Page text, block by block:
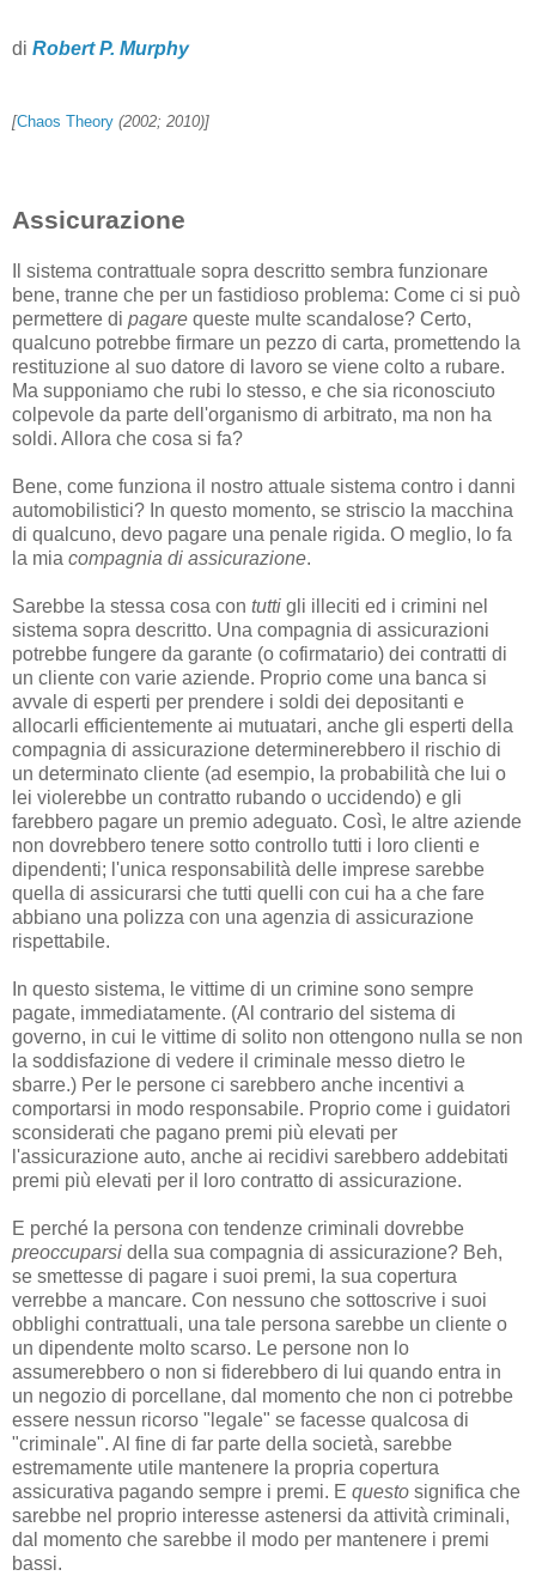
di Robert P. Murphy
[Chaos Theory (2002; 2010)]
Assicurazione
Il sistema contrattuale sopra descritto sembra funzionare
bene, tranne che per un fastidioso problema: Come ci si può
permettere di pagare queste multe scandalose? Certo,
qualcuno potrebbe firmare un pezzo di carta, promettendo la
restituzione al suo datore di lavoro se viene colto a rubare.
Ma supponiamo che rubi lo stesso, e che sia riconosciuto
colpevole da parte dell'organismo di arbitrato, ma non ha
soldi. Allora che cosa si fa?
Bene, come funziona il nostro attuale sistema contro i danni
automobilistici? In questo momento, se striscio la macchina
di qualcuno, devo pagare una penale rigida. O meglio, lo fa
la mia compagnia di assicurazione.
Sarebbe la stessa cosa con tutti gli illeciti ed i crimini nel
sistema sopra descritto. Una compagnia di assicurazioni
potrebbe fungere da garante (o cofirmatario) dei contratti di
un cliente con varie aziende. Proprio come una banca si
avvale di esperti per prendere i soldi dei depositanti e
allocarli efficientemente ai mutuatari, anche gli esperti della
compagnia di assicurazione determinerebbero il rischio di
un determinato cliente (ad esempio, la probabilità che lui o
lei violerebbe un contratto rubando o uccidendo) e gli
farebbero pagare un premio adeguato. Così, le altre aziende
non dovrebbero tenere sotto controllo tutti i loro clienti e
dipendenti; l'unica responsabilità delle imprese sarebbe
quella di assicurarsi che tutti quelli con cui ha a che fare
abbiano una polizza con una agenzia di assicurazione
rispettabile.
In questo sistema, le vittime di un crimine sono sempre
pagate, immediatamente. (Al contrario del sistema di
governo, in cui le vittime di solito non ottengono nulla se non
la soddisfazione di vedere il criminale messo dietro le
sbarre.) Per le persone ci sarebbero anche incentivi a
comportarsi in modo responsabile. Proprio come i guidatori
sconsiderati che pagano premi più elevati per
l'assicurazione auto, anche ai recidivi sarebbero addebitati
premi più elevati per il loro contratto di assicurazione.
E perché la persona con tendenze criminali dovrebbe
preoccuparsi della sua compagnia di assicurazione? Beh,
se smettesse di pagare i suoi premi, la sua copertura
verrebbe a mancare. Con nessuno che sottoscrive i suoi
obblighi contrattuali, una tale persona sarebbe un cliente o
un dipendente molto scarso. Le persone non lo
assumerebbero o non si fiderebbero di lui quando entra in
un negozio di porcellane, dal momento che non ci potrebbe
essere nessun ricorso "legale" se facesse qualcosa di
"criminale". Al fine di far parte della società, sarebbe
estremamente utile mantenere la propria copertura
assicurativa pagando sempre i premi. E questo significa che
sarebbe nel proprio interesse astenersi da attività criminali,
dal momento che sarebbe il modo per mantenere i premi
bassi.